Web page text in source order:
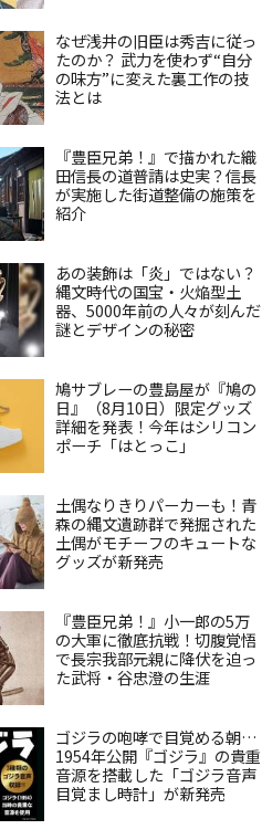
なぜ浅井の旧臣は秀吉に従っ
たのか？ 武力を使わず“自分
の味方”に変えた裏工作の技
法とは
『豊臣兄弟！』で描かれた織
田信長の道普請は史実？信長
が実施した街道整備の施策を
紹介
あの装飾は「炎」ではない？
縄文時代の国宝・火焔型土
器、5000年前の人々が刻んだ
謎とデザインの秘密
鳩サブレーの豊島屋が『鳩の
日』（8月10日）限定グッズ
詳細を発表！今年はシリコン
ポーチ「はとっこ」
土偶なりきりパーカーも！青
森の縄文遺跡群で発掘された
土偶がモチーフのキュートな
グッズが新発売
『豊臣兄弟！』小一郎の5万
の大軍に徹底抗戦！切腹覚悟
で長宗我部元親に降伏を迫っ
た武将・谷忠澄の生涯
ゴジラの咆哮で目覚める朝…
1954年公開『ゴジラ』の貴重
音源を搭載した「ゴジラ音声
目覚まし時計」が新発売